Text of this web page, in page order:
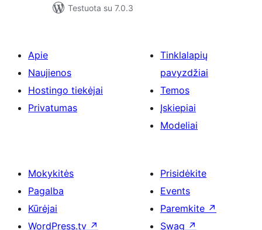
Testuota su 7.0.3
Apie
Naujienos
Hostingo tiekėjai
Privatumas
Tinklalapių
pavyzdžiai
Temos
Įskiepiai
Modeliai
Mokykitės
Pagalba
Kūrėjai
WordPress.tv ↗
Prisidėkite
Events
Paremkite ↗
Swag ↗